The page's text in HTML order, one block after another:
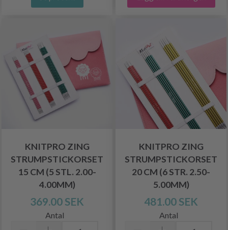
KNITPRO ZING
STRUMPSTICKORSET
15 CM (5 STL. 2.00-
4.00MM)
369.00 SEK
Antal
KNITPRO ZING
STRUMPSTICKORSET
20 CM (6 STR. 2.50-
5.00MM)
481.00 SEK
Antal